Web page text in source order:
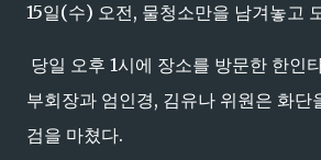
15일(수) 오전, 물청소만을 남겨놓고
당일 오후 1시에 장소를 방문한 한인
부회장과 엄인경, 김유나 위원은 화단
검을 마쳤다.